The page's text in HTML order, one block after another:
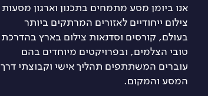
אנו ביומן מסע מתמחים בתכנון וארגון מסעות
צילום ייחודיים לאזורים המרתקים ביותר
בעולם, קורסים וסדנאות צילום בארץ בהדרכת
טובי הצלמים, ובפרויקטים מיוחדים בהם
עוברים המשתתפים תהליך אישי וקבוצתי דרך
המסע והמקום.